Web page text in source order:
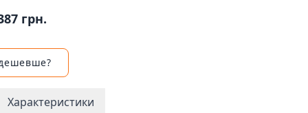
грн.
Характеристики